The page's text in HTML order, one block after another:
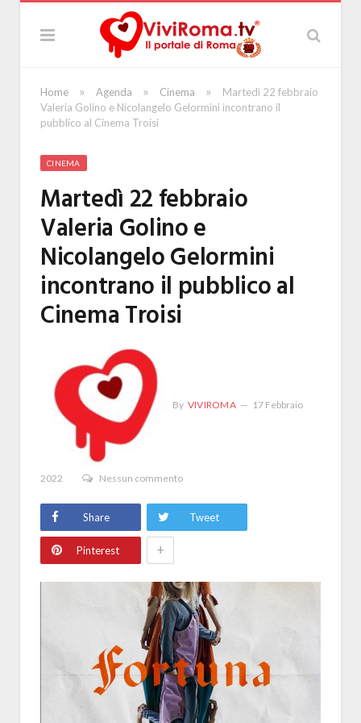
Home » Agenda » Cinema »
Martedì 22 febbraio
Valeria Golino e Nicolangelo Gelormini incontrano il
pubblico al Cinema Troisi
CINEMA
Martedì 22 febbraio
Valeria Golino e
Nicolangelo Gelormini
incontrano il pubblico al
Cinema Troisi
By VIVIROMA 17 Febbraio
2022 Nessun commento
Share Tweet
Pinterest +